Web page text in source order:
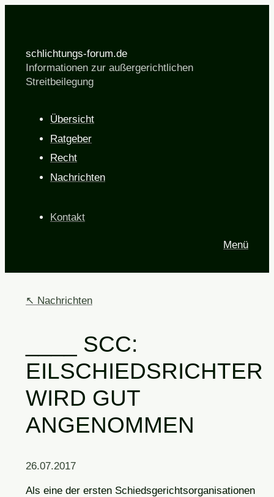
schlichtungs-forum.de
Informationen zur außergerichtlichen
Streitbeilegung
Übersicht
Ratgeber
Recht
Nachrichten
Kontakt
Menü
Nachrichten
SCC:
EILSCHIEDSRICHTER
WIRD GUT
ANGENOMMEN
26.07.2017
Als eine der ersten Schiedsgerichtsorganisationen